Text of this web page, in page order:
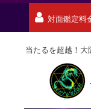
対面鑑定料
当たるを超越！大